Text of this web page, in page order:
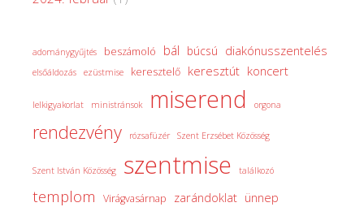
adománygyűjtés beszámoló bál búcsú diakónusszentelés
elsőáldozás ezüstmise keresztelő keresztút koncert
lelkigyakorlat ministránsok miserend orgona
rendezvény rózsafüzér Szent Erzsébet Közösség
Szent István Közösség szentmise találkozó
templom Virágvasárnap zarándoklat ünnep